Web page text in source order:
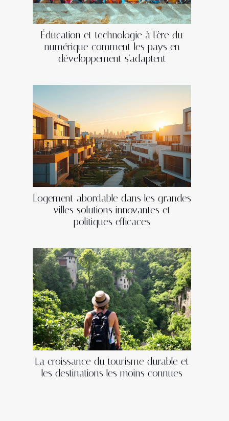
Éducation et technologie à l'ère du
numérique comment les pays en
développement s'adaptent
Logement abordable dans les grandes
villes solutions innovantes et
politiques efficaces
La croissance du tourisme durable et
les destinations les moins connues